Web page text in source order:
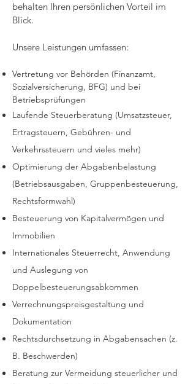
behalten Ihren persönlichen Vorteil im
Blick.
Unsere Leistungen umfassen:
Vertretung vor Behörden (Finanzamt,
Sozialversicherung, BFG) und bei
Betriebsprüfungen
Laufende Steuerberatung (Umsatzsteuer,
Ertragsteuern, Gebühren- und
Verkehrssteuern und vieles mehr)
Optimierung der Abgabenbelastung
(Betriebsausgaben, Gruppenbesteuerung,
Rechtsformwahl)
Besteuerung von Kapitalvermögen und
Immobilien
Internationales Steuerrecht, Anwendung
und Auslegung von
Doppelbesteuerungsabkommen
Verrechnungspreisgestaltung und
Dokumentation
Rechtsdurchsetzung in Abgabensachen (z.
B. Beschwerden)
Beratung zur Vermeidung steuerlicher und